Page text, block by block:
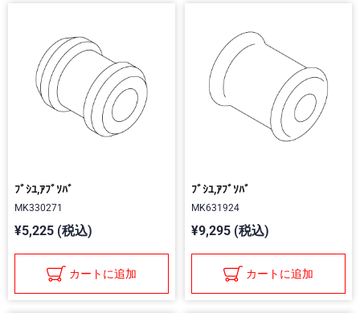
ﾌﾞｼﾕ,ｱﾌﾞｿﾊﾞ
MK330271
¥5,225 (税込)
カートに追加
ﾌﾞｼﾕ,ｱﾌﾞｿﾊﾞ
MK631924
¥9,295 (税込)
カートに追加